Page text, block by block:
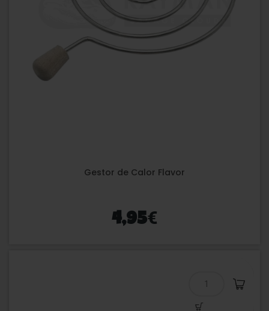
Gestor de Calor Flavor
4,95€